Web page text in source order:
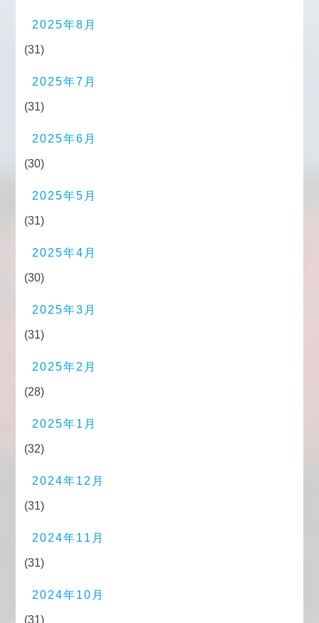
2025年8月
(31)
2025年7月
(31)
2025年6月
(30)
2025年5月
(31)
2025年4月
(30)
2025年3月
(31)
2025年2月
(28)
2025年1月
(32)
2024年12月
(31)
2024年11月
(31)
2024年10月
(31)